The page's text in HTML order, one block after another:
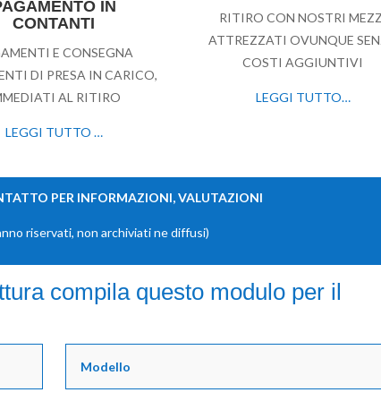
IN
CONTANTI
E CONSEGNA
DI PRESA IN CARICO,
AL RITIRO
LEGGI TUTTO …
RITIRO CON NOSTRI
ATTREZZATI OVUNQUE
COSTI AGGIUNTIVI
LEGGI TUTTO…
PER INFORMAZIONI, VALUTAZIONI
riservati, non archiviati ne diffusi)
compila questo modulo per il